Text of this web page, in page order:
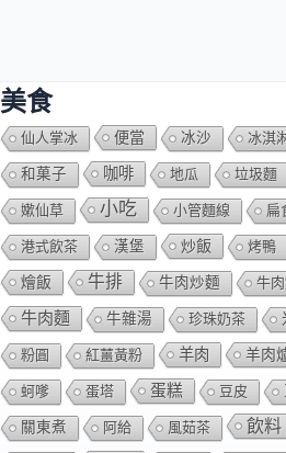
美食
仙人掌冰 便當 冰沙 冰淇
和菓子 咖啡 地瓜 垃圾麵
嫰仙草 小吃 小管麵線 扁
港式飲茶 漢堡 炒飯 烤鴨
燴飯 牛排 牛肉炒麵 牛
牛肉麵 牛雜湯 珍珠奶茶
粉圓 紅薑黃粉 羊肉 羊肉
蚵嗲 蛋塔 蛋糕 豆皮
關東煮 阿給 風茹茶 飲料